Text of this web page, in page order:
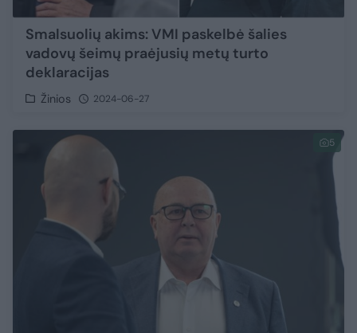
Smalsuolių akims: VMI paskelbė šalies
vadovų šeimų praėjusių metų turto
deklaracijas
Žinios 2024-06-27
5